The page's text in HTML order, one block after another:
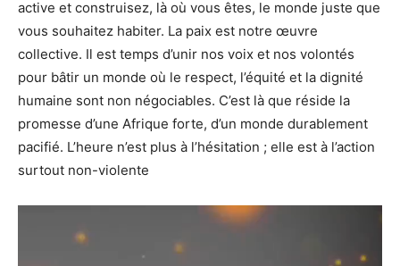
active et construisez, là où vous êtes, le monde juste que
vous souhaitez habiter. La paix est notre œuvre
collective. Il est temps d’unir nos voix et nos volontés
pour bâtir un monde où le respect, l’équité et la dignité
humaine sont non négociables. C’est là que réside la
promesse d’une Afrique forte, d’un monde durablement
pacifié. L’heure n’est plus à l’hésitation ; elle est à l’action
surtout non-violente
Lecteur